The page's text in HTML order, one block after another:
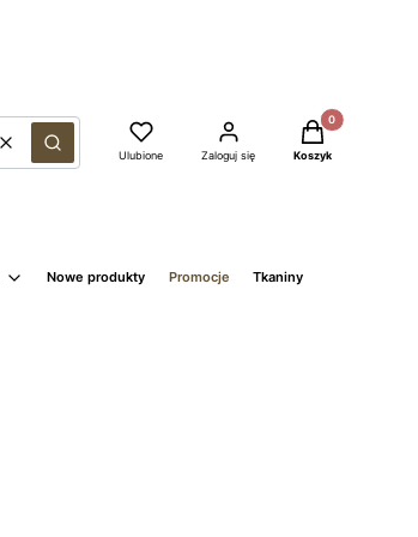
WyczyśćSzukaj Ulubione Zaloguj się
Produkty w
Koszyk
Nowe produkty Promocje Tkaniny